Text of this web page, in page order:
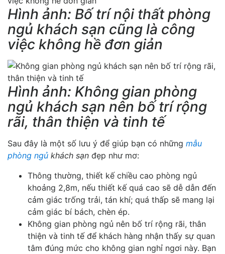
Hình ảnh: Bố trí nội thất phòng
ngủ khách sạn cũng là công
việc không hề đơn giản
Hình ảnh: Không gian phòng
ngủ khách sạn nên bố trí rộng
rãi, thân thiện và tinh tế
Sau đây là một số lưu ý để giúp bạn có những mẫu
phòng ngủ khách sạn đẹp như mơ:
Thông thường, thiết kế chiều cao phòng ngủ
khoảng 2,8m, nếu thiết kế quá cao sẽ dễ dẫn đến
cảm giác trống trải, tán khí; quá thấp sẽ mang lại
cảm giác bí bách, chèn ép.
Không gian phòng ngủ nên bố trí rộng rãi, thân
thiện và tinh tế để khách hàng nhận thấy sự quan
tâm đúng mức cho không gian nghỉ ngơi này. Bạn